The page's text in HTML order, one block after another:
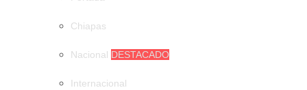
Chiapas
Nacional DESTACADO
Internacional